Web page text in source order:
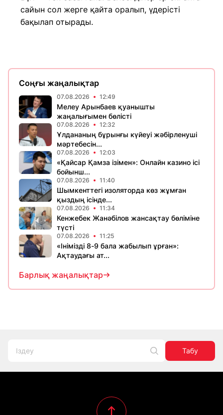
сайын сол жерге қайта оралып, үдерісті
бақылап отырады.
Соңғы жаңалықтар
07.08.2026 12:49
Мелеу Арынбаев қуанышты
жаңалығымен бөлісті
07.08.2026 12:32
Ұлдананың бұрынғы күйеуі жәбірленуші
мәртебесін...
07.08.2026 12:03
«Қайсар Қамза ізімен»: Онлайн казино ісі
бойынш...
07.08.2026 11:40
Шымкенттегі изоляторда көз жұмған
қыздың ісінде...
07.08.2026 11:34
Кенжебек Жанәбілов жансақтау бөліміне
түсті
07.08.2026 11:25
«Інімізді 8-9 бала жабылып ұрған»:
Ақтаудағы ат...
Барлық жаңалықтар
Табу